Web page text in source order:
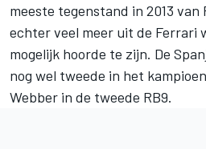
meeste tegenstand in 2013 van
echter veel meer uit de Ferrari
mogelijk hoorde te zijn. De
nog wel tweede in het
Webber in de tweede RB9.